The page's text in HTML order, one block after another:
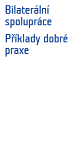
Bilaterální
spolupráce
Příklady dobré
praxe